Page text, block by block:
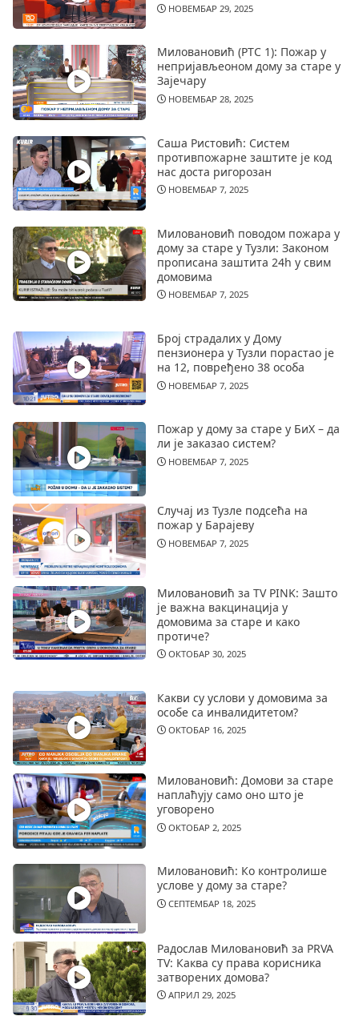
НОВЕМБАР 29, 2025
Миловановић (РТС 1): Пожар у
непријављеоном дому за старе у
Зајечару
НОВЕМБАР 28, 2025
Саша Ристовић: Систем
противпожарне заштите је код
нас доста ригорозан
НОВЕМБАР 7, 2025
Миловановић поводом пожара у
дому за старе у Тузли: Законом
прописана заштита 24h у свим
домовима
НОВЕМБАР 7, 2025
Број страдалих у Дому
пензионера у Тузли порастао је
на 12, повређено 38 особа
НОВЕМБАР 7, 2025
Пожар у дому за старе у БиХ – да
ли је заказао систем?
НОВЕМБАР 7, 2025
Случај из Тузле подсећа на
пожар у Барајеву
НОВЕМБАР 7, 2025
Миловановић за TV PINK: Зашто
је важна вакцинација у
домовима за старе и како
протиче?
ОКТОБАР 30, 2025
Какви су услови у домовима за
особе са инвалидитетом?
ОКТОБАР 16, 2025
Миловановић: Домови за старе
наплаћују само оно што је
уговорено
ОКТОБАР 2, 2025
Миловановић: Ко контролише
услове у дому за старе?
СЕПТЕМБАР 18, 2025
Радослав Миловановић за PRVA
TV: Каква су права корисника
затворених домова?
АПРИЛ 29, 2025